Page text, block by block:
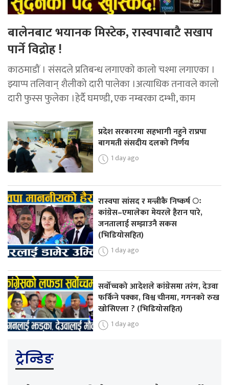
बालेनबाट भयानक मिस्टेक, रास्वपाबाटै सखाप
पार्ने विद्रोह !
काठमाडौं । संसदले प्रतिबन्ध लगाएको कालो चश्मा लगाएका ।
झ्याप्प तलिवान् शैलीको दारी पालेका ।अत्याधिक तनावले कालो
दारी फुस्स फुलेका ।हेर्दै घमण्डी, एक नम्बरका दम्भी, काम
प्रदेश सरकारमा सहभागी नहुने राप्रपा
बागमती संसदीय दलको निर्णय
1 day ago
रास्वपा सांसद र मन्त्रीकै निष्कर्ष ः
कांग्रेस–एमालेका मेयरले हैरान पारे,
जनतालाई सम्झाउनै सकस
(भिडियोसहित)
1 day ago
सर्वोच्चको आदेशले कांग्रेसमा तरंग, देउवा
फर्किने पक्का, विश्व चीनमा, गगनको रुख
खोसिएला ? (भिडियोसहित)
1 day ago
ट्रेन्डिङ